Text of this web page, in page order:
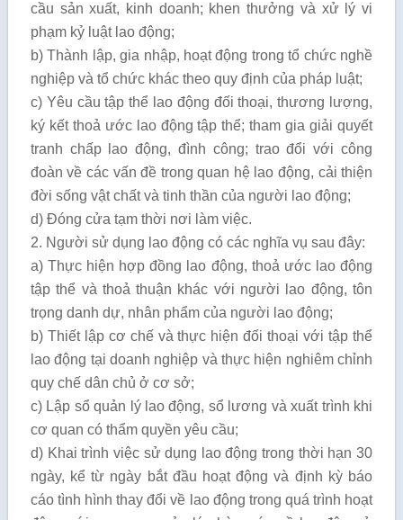
cầu sản xuất, kinh doanh; khen thưởng và xử lý vi
phạm kỷ luật lao động;
b) Thành lập, gia nhập, hoạt động trong tổ chức nghề
nghiệp và tổ chức khác theo quy định của pháp luật;
c) Yêu cầu tập thể lao động đối thoại, thương lượng,
ký kết thoả ước lao động tập thể; tham gia giải quyết
tranh chấp lao động, đình công; trao đổi với công
đoàn về các vấn đề trong quan hệ lao động, cải thiện
đời sống vật chất và tinh thần của người lao động;
d) Đóng cửa tạm thời nơi làm việc.
2. Người sử dụng lao động có các nghĩa vụ sau đây:
a) Thực hiện hợp đồng lao động, thoả ước lao động
tập thể và thoả thuận khác với người lao động, tôn
trọng danh dự, nhân phẩm của người lao động;
b) Thiết lập cơ chế và thực hiện đối thoại với tập thể
lao động tại doanh nghiệp và thực hiện nghiêm chỉnh
quy chế dân chủ ở cơ sở;
c) Lập sổ quản lý lao động, sổ lương và xuất trình khi
cơ quan có thẩm quyền yêu cầu;
d) Khai trình việc sử dụng lao động trong thời hạn 30
ngày, kể từ ngày bắt đầu hoạt động và định kỳ báo
cáo tình hình thay đổi về lao động trong quá trình hoạt